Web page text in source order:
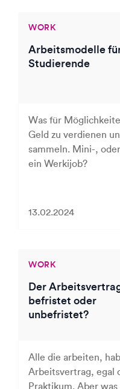
WORK
Arbeitsmodelle
Studierende
Was für
Geld zu verdienen
sammeln. Mini-,
ein Werkijob?
13.02.2024
WORK
Der
befristet oder
unbefristet?
Alle die arbeiten,
Arbeitsvertrag, egal
Praktikum. Aber